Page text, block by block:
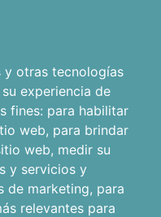
y otras tecnologías
experiencia de
fines: para habilitar
web, para brindar
web, medir su
y servicios y
de marketing, para
relevantes para